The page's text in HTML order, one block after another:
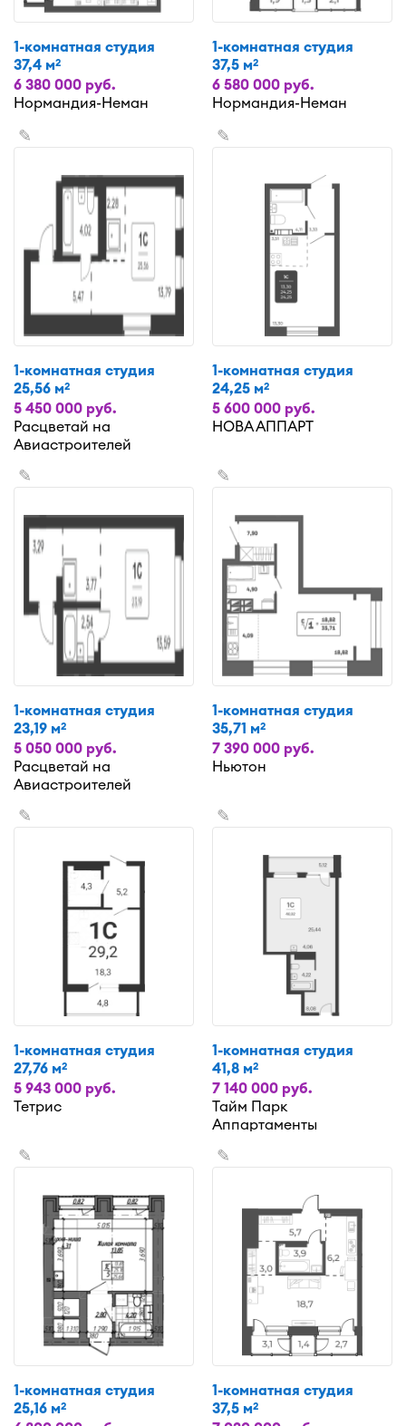
1-комнатная студия
37,4 м2
6 380 000 руб.
Нормандия-Неман
1-комнатная студия
37,5 м2
6 580 000 руб.
Нормандия-Неман
✎
1-комнатная студия
25,56 м2
5 450 000 руб.
Расцветай на
Авиастроителей
✎
1-комнатная студия
24,25 м2
5 600 000 руб.
НОВА АППАРТ
✎
1-комнатная студия
23,19 м2
5 050 000 руб.
Расцветай на
Авиастроителей
✎
1-комнатная студия
35,71 м2
7 390 000 руб.
Ньютон
✎
1-комнатная студия
27,76 м2
5 943 000 руб.
Тетрис
✎
1-комнатная студия
41,8 м2
7 140 000 руб.
Тайм Парк
Аппартаменты
✎
1-комнатная студия
25,16 м2
✎
1-комнатная студия
37,5 м2